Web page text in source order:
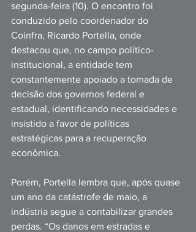
segunda-feira (10). O encontro foi
conduzido pelo coordenador do
Coinfra, Ricardo Portella, onde
destacou que, no campo político-
institucional, a entidade tem
constantemente apoiado a tomada de
decisão dos governos federal e
estadual, identificando necessidades e
insistido a favor de políticas
estratégicas para a recuperação
econômica.
Porém, Portella lembra que, após quase
um ano da catástrofe de maio, a
indústria segue a contabilizar grandes
perdas. “Os danos em estradas e